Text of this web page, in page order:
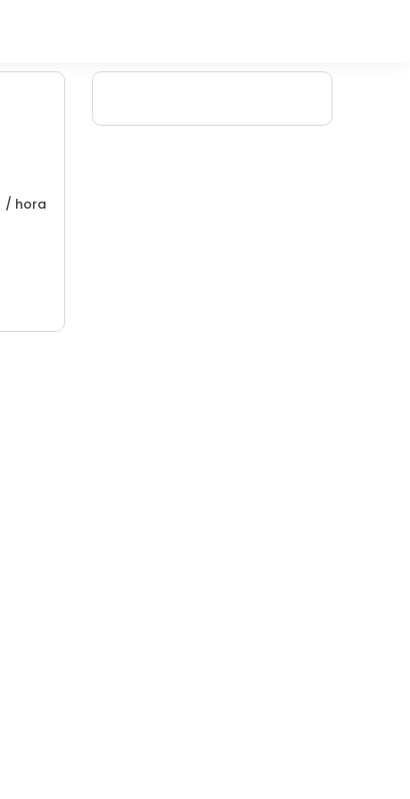
/ hora